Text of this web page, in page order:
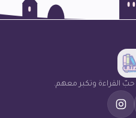
حبّ القراءة وتكبر معهم.